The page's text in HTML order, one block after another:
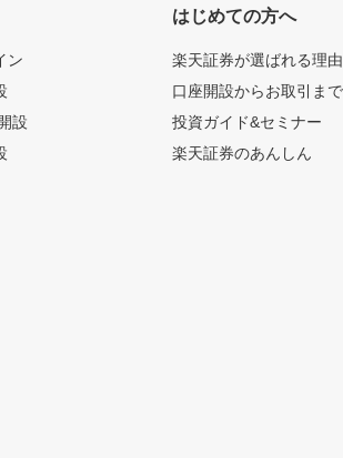
ン
設
はじめての方へ
楽天証券が選ばれる理由
口座開設からお取引ま
投資ガイド&セミナー
楽天証券のあんしん